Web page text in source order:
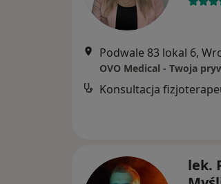
Podwale 83 lokal 6,
OVO Medical - Twoja
Konsultacja
lek.